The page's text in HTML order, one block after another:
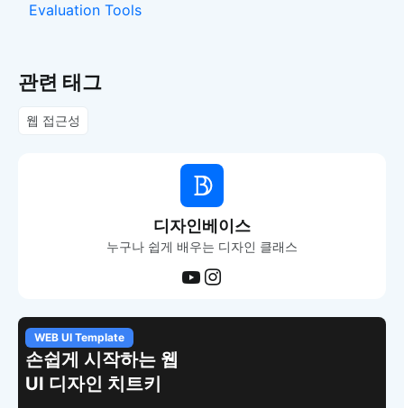
Evaluation Tools
관련 태그
웹 접근성
디자인베이스
누구나 쉽게 배우는 디자인 클래스
WEB UI Template
손쉽게 시작하는 웹
UI 디자인 치트키